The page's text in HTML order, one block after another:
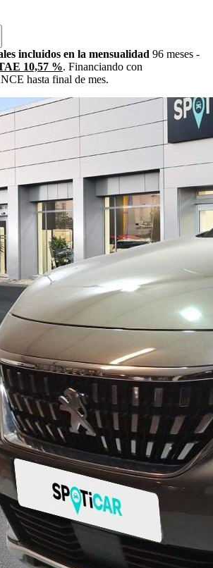
incluidos en la mensualidad 96 meses -
10,57 %. Financiando con
hasta final de mes.